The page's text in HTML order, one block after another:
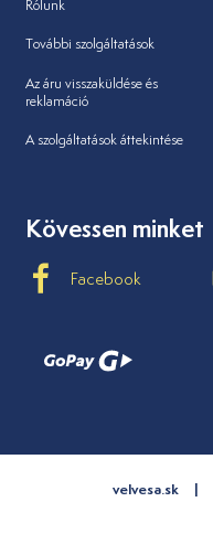
Rólunk
További szolgáltatások
Az áru visszaküldése és
reklamáció
A szolgáltatások áttekintése
Kövessen minket
Facebook
velvesa.sk